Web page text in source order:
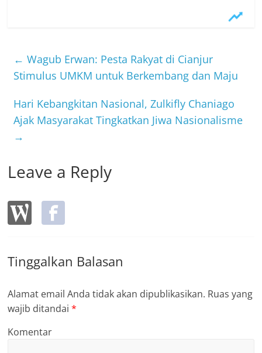
b
o
o
k
← Wagub Erwan: Pesta Rakyat di Cianjur
Stimulus UMKM untuk Berkembang dan Maju
Hari Kebangkitan Nasional, Zulkifly Chaniago
Ajak Masyarakat Tingkatkan Jiwa Nasionalisme
→
Leave a Reply
Tinggalkan Balasan
Alamat email Anda tidak akan dipublikasikan. Ruas yang
wajib ditandai*
Komentar